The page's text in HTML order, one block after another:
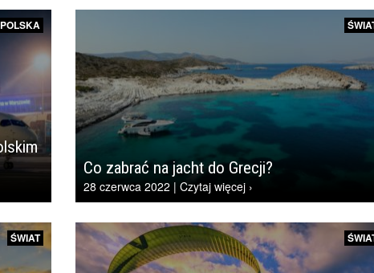
POLSKA
Co zabrać na jacht do Grecji?
28 czerwca 2022 | Czytaj więcej ›
ŚWIAT